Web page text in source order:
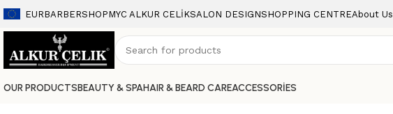
EURBARBERSHOPMYC ALKUR CELİKSALON DESIGNSHOPPING CENTREAbout Us
OUR PRODUCTSBEAUTY & SPAHAIR & BEARD CAREACCESSORİES